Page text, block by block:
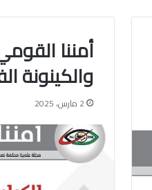
أمننا
والكينونة
2 مارس، 2025